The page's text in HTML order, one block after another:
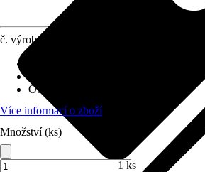
č. výrobku
Objímka
Více informací o zboží
Množství (ks)
1 ks